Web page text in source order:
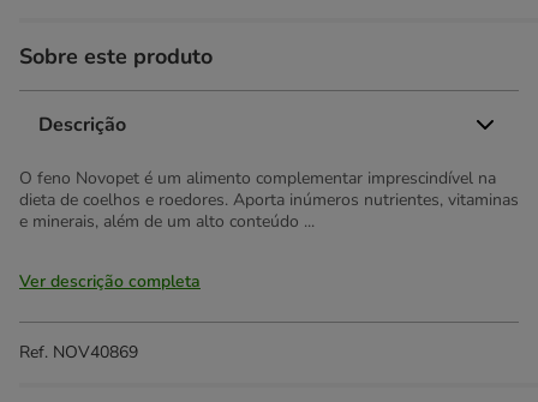
Sobre este produto
Descrição
O feno Novopet é um alimento complementar imprescindível na
dieta de coelhos e roedores. Aporta inúmeros nutrientes, vitaminas
e minerais, além de um alto conteúdo ...
Ver descrição completa
Ref. NOV40869